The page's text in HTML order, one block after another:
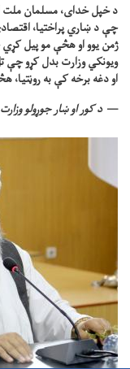
د خپل خدای، مسلمان ملت
چې د ښاري پراختیا،
ژمن یوو او هڅې مو پیل
ویونکي وزارت بدل کړو چې
او دغه برخه کې به روڼتیا،
د کور او ښار جوړولو